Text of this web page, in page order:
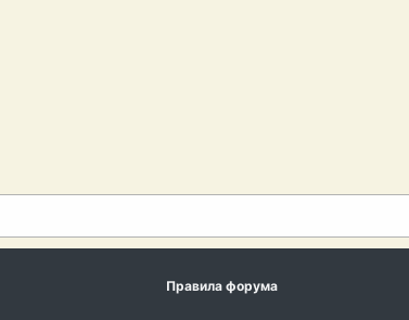
Правила форума